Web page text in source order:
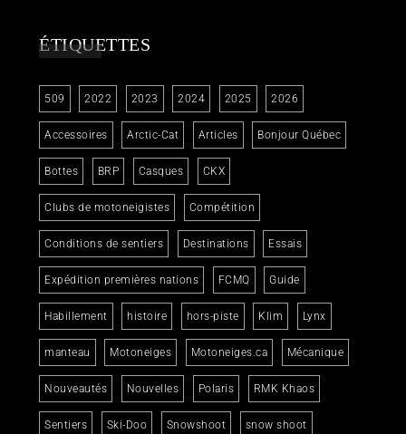
ÉTIQUETTES
509 2022 2023 2024 2025 2026
Accessoires Arctic-Cat Articles Bonjour Québec
Bottes BRP Casques CKX
Clubs de motoneigistes Compétition
Conditions de sentiers Destinations Essais
Expédition premières nations FCMQ Guide
Habillement histoire hors-piste Klim Lynx
manteau Motoneiges Motoneiges.ca Mécanique
Nouveautés Nouvelles Polaris RMK Khaos
Sentiers Ski-Doo Snowshoot snow shoot